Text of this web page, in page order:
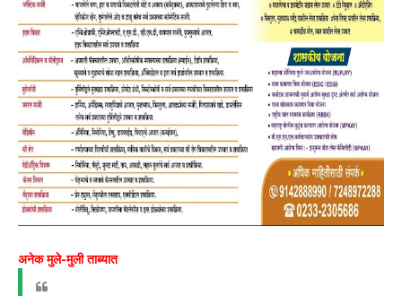
अनेक मुले-मुली ताब्यात